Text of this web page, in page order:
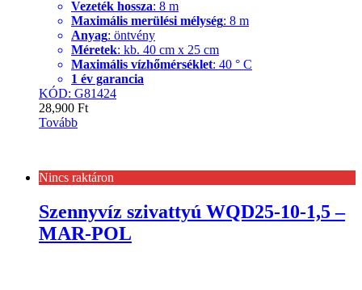
Vezeték hossza: 8 m
Maximális merülési mélység: 8 m
Anyag: öntvény
Méretek: kb. 40 cm x 25 cm
Maximális vízhőmérséklet: 40 ° C
1 év garancia
KÓD: G81424
28,900 Ft
Tovább
Nincs raktáron
Szennyvíz szivattyú WQD25-10-1,5 –
MAR-POL